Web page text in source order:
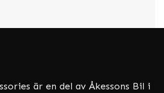
är en del av Åkessons Bil i